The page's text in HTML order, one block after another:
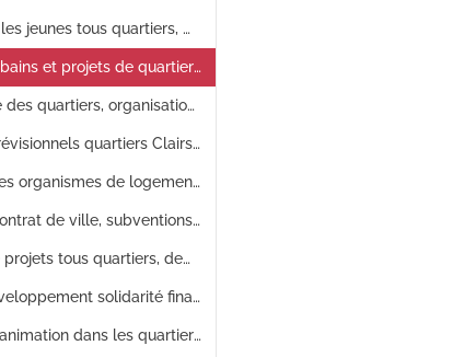
Contrat de ville.- Animation pour les jeunes tous quartiers, mise en place d'ateliers (danse, théâtre, jeux de sociétés…), organisation de vacances : comptes rendus, attestations de réalisation
Contrat de ville.- programmes urbains et projets de quartiers, programmes prévisionnels des quartiers (Montrapon, Fontaine-Ecu, Acacias, Amitié, Palente/Orchamps, Clairs-Soleils, Planoise, Brulard) concernant les actions culturelles, sportives, de citoyenneté, de dispositif, d'intégration, de loisirs, de mobilité, de prévention et délinquance, de promotion des populations : documents de synthèse, rapport de synthèse (1995)
Contrat de ville.- animation et vie des quartiers, organisations de festivals, mise en place de projets d'animations divers : devis, comptes rendus d'activités (1995)
Contrat de ville.- programmes prévisionnels quartiers Clairs-Soleils, Acacias, Amitié, Fontaine-Ecu, Planoise et Brulard, concernant les actions culturelles, sportives, de citoyenneté, de dispositif, d'intégration, de loisirs, de mobilité, de prévention et délinquance, de promotion des populations, attribution de subventions associatives : conventions, fiches d'actions, budgets, rapports d'activités
Contrat de ville.- relations avec les organismes de logement intervenant dans les domaines de l'habitat et du cadre de vie : projet d'aménagements, de campagnes d'informations, d'animations et de dynamisation des quartiers, articles de presse, documents de travail, correspondance (1996)
Contrat de ville.- évaluation du contrat de ville, subventions et crédits accordés : tableaux financiers, bilans d'activités, factures, documents de synthèse, documents de travail, fiches actions, brochures (1996)
Contrat de ville.- financement de projets tous quartiers, demandes de subventions, réalisation d'un film par des jeunes de Clairs-Soleils : affiches, articles de presse, correspondance, comptes rendus (1996)
Contrat de ville.- programme développement solidarité financé par la CDC (Caisse de Dépôts et de Consignation), mise en place de projets (subventions accordées, aides financières et matérielles aux démarrages de projets) : comptes rendus, articles de presse, conventions et avenants aux conventions, correspondance
Contrat de ville.- programmes d'animation dans les quartiers Brulard, Montrapon/Fontaine-Ecu, Saint Claude, Rosemont/Saint Ferjeux et Acacias : demandes de subventions pour écoles primaires et centres de loisirs pour jeunes, fiches organismes, tableaux de gestion, comptes rendus, fiches de réalisation avec pièces justificatives